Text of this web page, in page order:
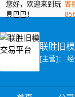
您好，欢迎来到玩
具巴巴！
客
联胜旧
[主营]：